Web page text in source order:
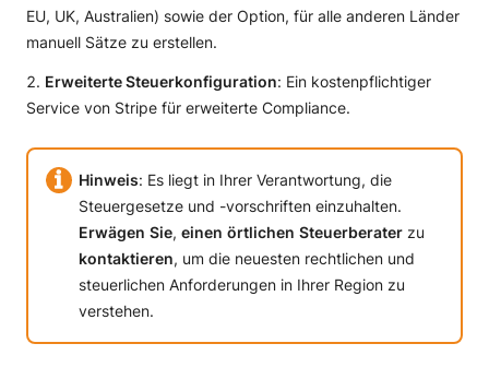
EU, UK, Australien) sowie der Option, für alle anderen Länder
manuell Sätze zu erstellen.
Erweiterte Steuerkonfiguration: Ein kostenpflichtiger
Service von Stripe für erweiterte Compliance.
Hinweis: Es liegt in Ihrer Verantwortung, die
Steuergesetze und -vorschriften einzuhalten.
Erwägen Sie, einen örtlichen Steuerberater zu
kontaktieren, um die neuesten rechtlichen und
steuerlichen Anforderungen in Ihrer Region zu
verstehen.